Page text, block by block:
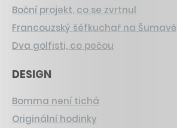
Boční projekt, co se zvrtnul
Francouzský šéfkuchař na Šumavě
Dva golfisti, co pečou
DESIGN
Bomma není tichá
Originální hodinky